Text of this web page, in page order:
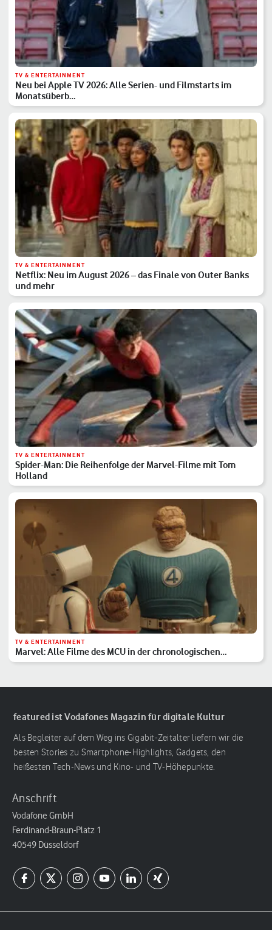
TV & ENTERTAINMENT
Neu bei Apple TV 2026: Alle Serien- und Filmstarts im
Monatsüberb…
TV & ENTERTAINMENT
Netflix: Neu im August 2026 – das Finale von Outer Banks
und mehr
TV & ENTERTAINMENT
Spider-Man: Die Reihenfolge der Marvel-Filme mit Tom
Holland
TV & ENTERTAINMENT
Marvel: Alle Filme des MCU in der chronologischen
Reihenfolge
featured ist Vodafones Magazin für digitale Kultur
Als Begleiter auf dem Weg ins Gigabit-Zeitalter liefern wir die
besten Stories zu Smartphone-Highlights, Gadgets, den
heißesten Tech-News und Kino- und TV-Höhepunkte.
Anschrift
Vodafone GmbH
Ferdinand-Braun-Platz 1
40549 Düsseldorf